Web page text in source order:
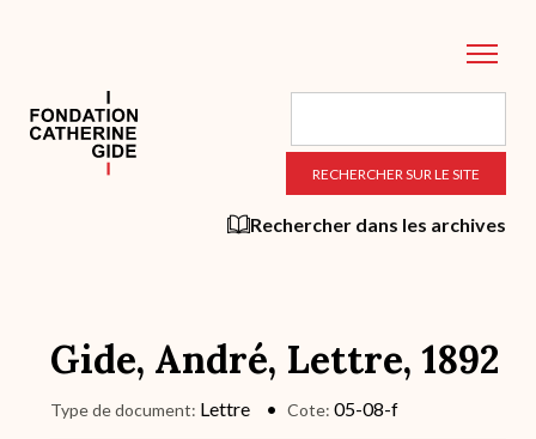
principal
Rechercher dans les archives
Gide, André, Lettre, 1892
Type de document Lettre Cote 05-08-f